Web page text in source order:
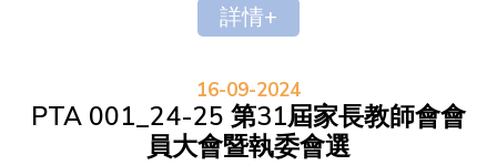
詳情+
16-09-2024
PTA 001_24-25 第31屆家長教師會會
員大會暨執委會選